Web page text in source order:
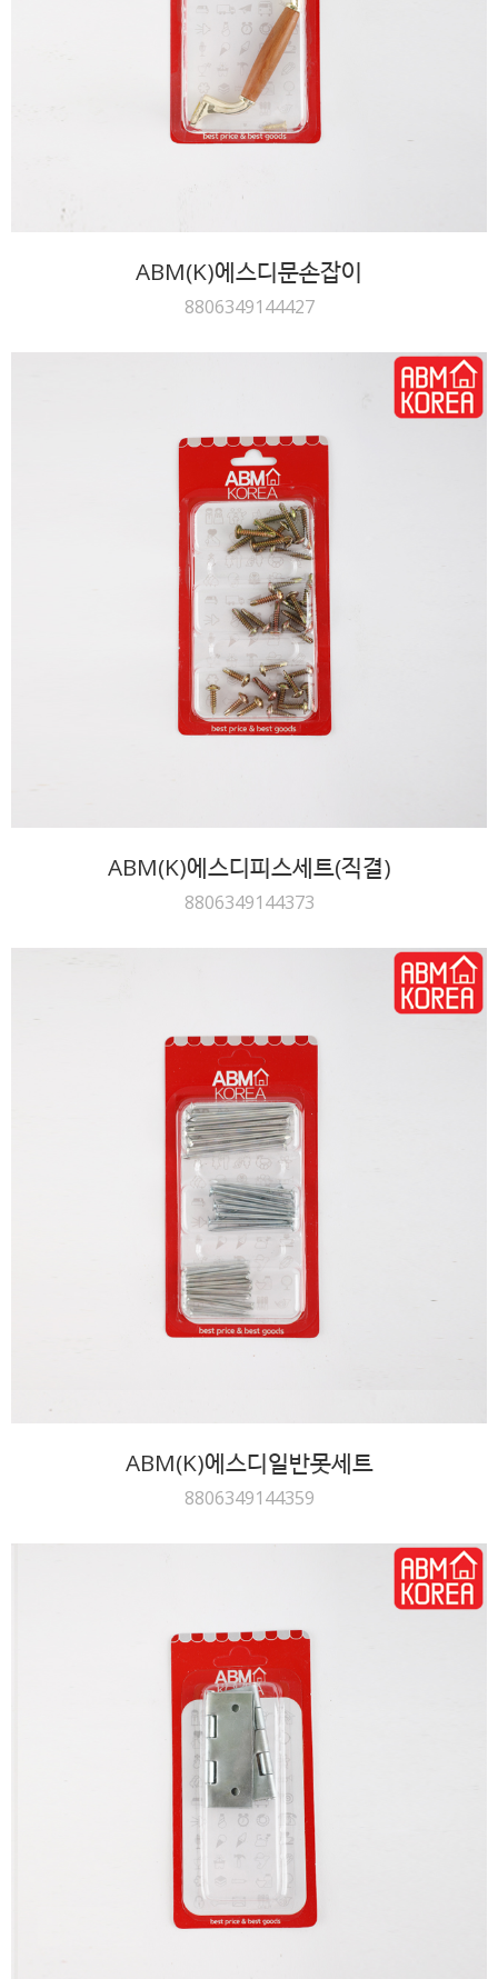
ABM(K)에스디문손잡이
8806349144427
ABM(K)에스디피스세트(직결)
8806349144373
ABM(K)에스디일반못세트
8806349144359